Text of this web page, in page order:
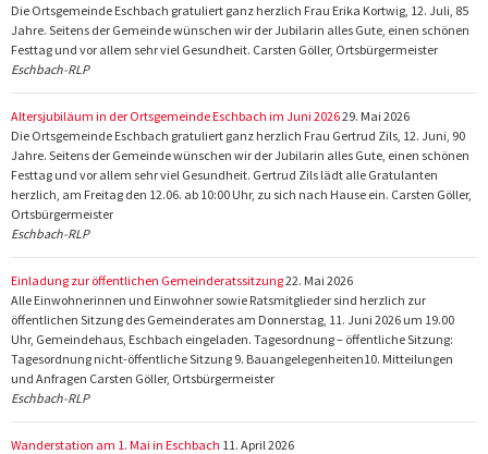
Die Ortsgemeinde Eschbach gratuliert ganz herzlich Frau Erika Kortwig, 12. Juli, 85
Jahre. Seitens der Gemeinde wünschen wir der Jubilarin alles Gute, einen schönen
Festtag und vor allem sehr viel Gesundheit. Carsten Göller, Ortsbürgermeister
Eschbach-RLP
Altersjubiläum in der Ortsgemeinde Eschbach im Juni 202629. Mai 2026
Die Ortsgemeinde Eschbach gratuliert ganz herzlich Frau Gertrud Zils, 12. Juni, 90
Jahre. Seitens der Gemeinde wünschen wir der Jubilarin alles Gute, einen schönen
Festtag und vor allem sehr viel Gesundheit. Gertrud Zils lädt alle Gratulanten
herzlich, am Freitag den 12.06. ab 10:00 Uhr, zu sich nach Hause ein. Carsten Göller,
Ortsbürgermeister
Eschbach-RLP
Einladung zur öffentlichen Gemeinderatssitzung22. Mai 2026
Alle Einwohnerinnen und Einwohner sowie Ratsmitglieder sind herzlich zur
öffentlichen Sitzung des Gemeinderates am Donnerstag, 11. Juni 2026 um 19.00
Uhr, Gemeindehaus, Eschbach eingeladen. Tagesordnung – öffentliche Sitzung:
Tagesordnung nicht-öffentliche Sitzung 9. Bauangelegenheiten10. Mitteilungen
und Anfragen Carsten Göller, Ortsbürgermeister
Eschbach-RLP
Wanderstation am 1. Mai in Eschbach 11. April 2026